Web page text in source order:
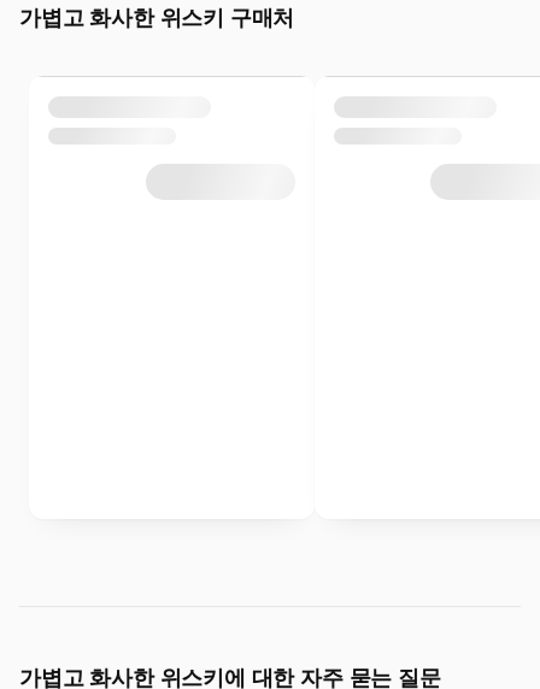
가볍고 화사한 위스키 구매처
가볍고 화사한 위스키에 대한 자주 묻는 질문